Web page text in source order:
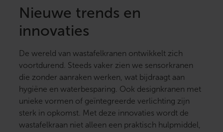
Nieuwe trends en
innovaties
De wereld van wastafelkranen ontwikkelt zich
voortdurend. Steeds vaker zien we sensorkranen
die zonder aanraken werken, wat bijdraagt aan
hygiëne en waterbesparing. Ook designkranen met
unieke vormen of geïntegreerde verlichting zijn
sterk in opkomst. Met deze innovaties wordt de
wastafelkraan niet alleen een praktisch hulpmiddel,